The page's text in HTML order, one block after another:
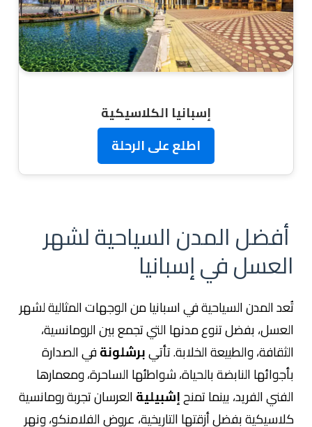
إسبانيا الكلاسيكية
اطلع على الرحلة
أفضل المدن السياحية لشهر
العسل في إسبانيا
تُعد المدن السياحية في اسبانيا من الوجهات المثالية لشهر
العسل، بفضل تنوع مدنها التي تجمع بين الرومانسية،
الثقافة، والطبيعة الخلابة. تأتيبرشلونةفي الصدارة
بأجوائها النابضة بالحياة، شواطئها الساحرة، ومعمارها
الفني الفريد، بينما تمنحإشبيليةالعرسان تجربة رومانسية
كلاسيكية بفضل أزقتها التاريخية، عروض الفلامنكو، ونهر